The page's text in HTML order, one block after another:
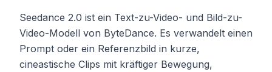
Seedance 2.0 ist ein Text-zu-Video- und Bild-zu-
Video-Modell von ByteDance. Es verwandelt einen
Prompt oder ein Referenzbild in kurze,
cineastische Clips mit kräftiger Bewegung,